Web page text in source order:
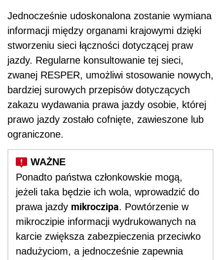
Jednocześnie udoskonalona zostanie wymiana
informacji między organami krajowymi dzięki
stworzeniu sieci łączności dotyczącej praw
jazdy. Regularne konsultowanie tej sieci,
zwanej RESPER, umożliwi stosowanie nowych,
bardziej surowych przepisów dotyczących
zakazu wydawania prawa jazdy osobie, której
prawo jazdy zostało cofnięte, zawieszone lub
ograniczone.
Ponadto państwa członkowskie mogą,
jeżeli taka będzie ich wola, wprowadzić do
prawa jazdy mikroczipa. Powtórzenie w
mikroczipie informacji wydrukowanych na
karcie zwiększa zabezpieczenia przeciwko
nadużyciom, a jednocześnie zapewnia